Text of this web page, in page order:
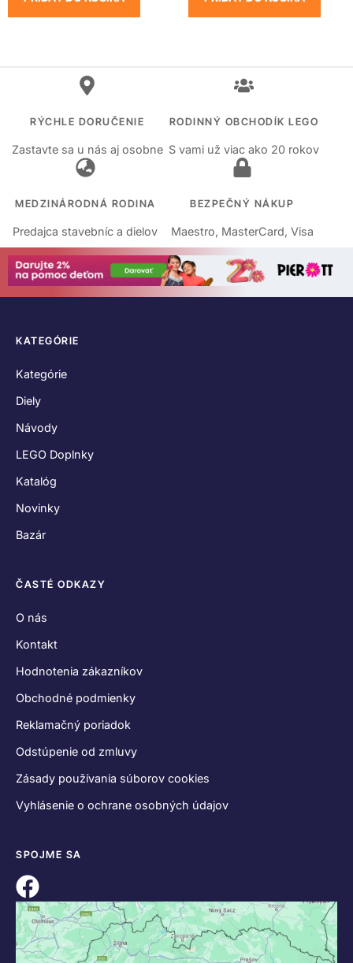
RÝCHLE DORUČENIE
Zastavte sa u nás aj osobne
RODINNÝ OBCHODÍK LEGO
S vami už viac ako 20 rokov
MEDZINÁRODNÁ RODINA
Predajca stavebníc a dielov
BEZPEČNÝ NÁKUP
Maestro, MasterCard, Visa
KATEGÓRIE
Kategórie
Diely
Návody
LEGO Doplnky
Katalóg
Novinky
Bazár
ČASTÉ ODKAZY
O nás
Kontakt
Hodnotenia zákazníkov
Obchodné podmienky
Reklamačný poriadok
Odstúpenie od zmluvy
Zásady používania súborov cookies
Vyhlásenie o ochrane osobných údajov
SPOJME SA